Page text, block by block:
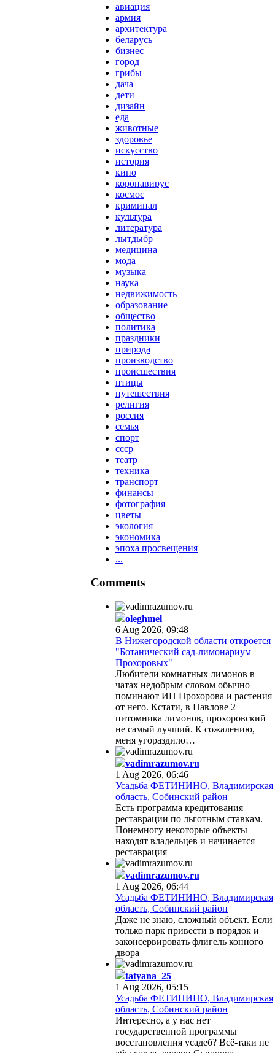
авиация
армия
архитектура
беларусь
бизнес
город
грибы
дача
дети
дизайн
еда
животные
здоровье
искусство
история
кино
коронавирус
космос
криминал
культура
литература
лытдыбр
медицина
мода
музыка
наука
недвижимость
образование
общество
политика
праздники
природа
производство
происшествия
птицы
путешествия
религия
россия
семья
спорт
ссср
театр
техника
транспорт
финансы
фотография
цветы
экология
экономика
эпоха просвещения
...
Comments
oleghmel
6 Aug 2026, 09:48
В Нижегородской области откроется
"Ботанический сад-лимонариум
Прохоровых"
Любители комнатных лимонов в
чатах недобрым словом обычно
поминают ИП Прохорова и растения
от него. Кстати, в Павлове 2
питомника лимонов, прохоровский
не самый лучший. К сожалению,
меня угораздило…
vadimrazumov.ru
1 Aug 2026, 06:46
Усадьба ФЕТИНИНО, Владимирская
область, Собинский район
Есть программа кредитования
реставрации по льготным ставкам.
Понемногу некоторые объекты
находят владельцев и начинается
реставрация
vadimrazumov.ru
1 Aug 2026, 06:44
Усадьба ФЕТИНИНО, Владимирская
область, Собинский район
Даже не знаю, сложный объект. Если
только парк привести в порядок и
законсервировать флигель конного
двора
tatyana_25
1 Aug 2026, 05:15
Усадьба ФЕТИНИНО, Владимирская
область, Собинский район
Интересно, а у нас нет
государственной программы
восстановления усадеб? Всё-таки не